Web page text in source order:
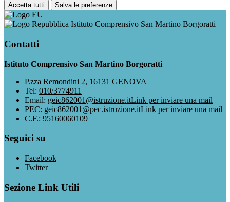
Accetta tutti Salva le preferenze
Istituto Comprensivo San Martino Borgoratti
Contatti
Istituto Comprensivo San Martino Borgoratti
P.zza Remondini 2, 16131 GENOVA
Tel: 010/3774911
Email: geic862001@istruzione.itLink per inviare una mail
PEC: geic862001@pec.istruzione.itLink per inviare una mail
C.F.: 95160060109
Seguici su
Facebook
Twitter
Sezione Link Utili